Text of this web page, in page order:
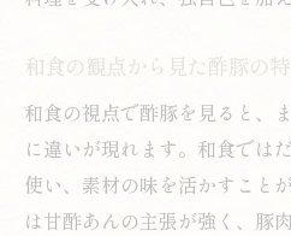
和食の観点から見た酢豚の
和食の視点で酢豚を見ると、
に違いが現れます。和食では
使い、素材の味を活かすこと
は甘酢あんの主張が強く、豚